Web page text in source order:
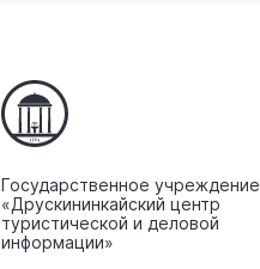
Государственное учреждение
«Друскининкайский центр
туристической и деловой
информации»